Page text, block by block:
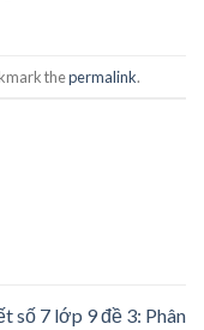
thepermalink.
số 7 lớp 9 đề 3: Phân